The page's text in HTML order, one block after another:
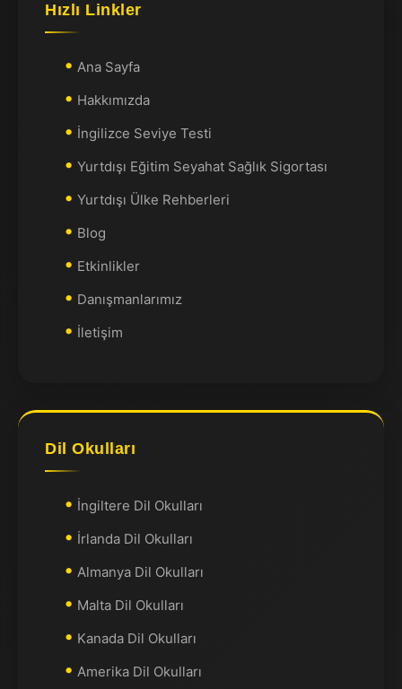
Hızlı Linkler
Ana Sayfa
Hakkımızda
İngilizce Seviye Testi
Yurtdışı Eğitim Seyahat Sağlık Sigortası
Yurtdışı Ülke Rehberleri
Blog
Etkinlikler
Danışmanlarımız
İletişim
Dil Okulları
İngiltere Dil Okulları
İrlanda Dil Okulları
Almanya Dil Okulları
Malta Dil Okulları
Kanada Dil Okulları
Amerika Dil Okulları